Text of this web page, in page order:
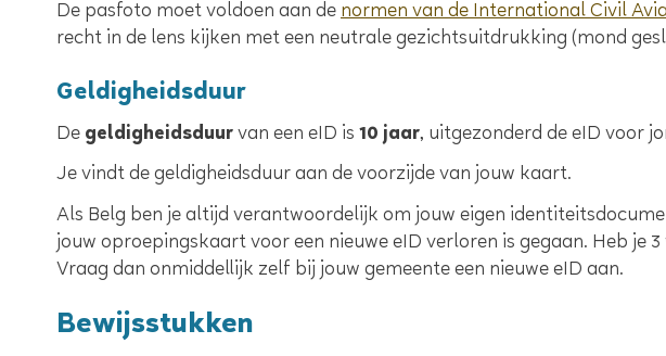
De pasfoto moet voldoen aan denormen van de International Civil
recht in de lens kijken met een neutrale gezichtsuitdrukking (mond
Geldigheidsduur
De geldigheidsduurvan een eID is 10 jaar, uitgezonderd de eID voor
Je vindt de geldigheidsduur aan de voorzijde van jouw kaart.
Als Belg ben je altijd verantwoordelijk om jouw eigen
jouw oproepingskaart voor een nieuwe eID verloren is gegaan. Heb
Vraag dan onmiddellijk zelf bij jouw gemeente een nieuwe eID aan.
Bewijsstukken